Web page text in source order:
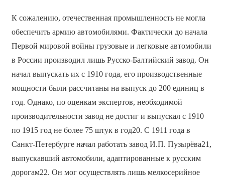
К сожалению, отечественная промышленность не могла
обеспечить армию автомобилями. Фактически до начала
Первой мировой войны грузовые и легковые автомобили
в России производил лишь Русско-Балтийский завод. Он
начал выпускать их с 1910 года, его производственные
мощности были рассчитаны на выпуск до 200 единиц в
год. Однако, по оценкам экспертов, необходимой
производительности завод не достиг и выпускал с 1910
по 1915 год не более 75 штук в год20. С 1911 года в
Санкт-Петербурге начал работать завод И.П. Пузырёва21,
выпускавший автомобили, адаптированные к русским
дорогам22. Он мог осуществлять лишь мелкосерийное